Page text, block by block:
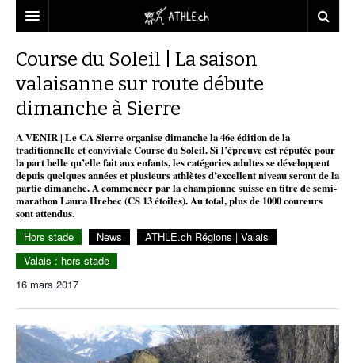
DOSSIERS
CHRONIQUES
TOUT
MICHEL HERREN
REPORTAGES
DOPAGE
GALERIES
STATISTIQUES
STATISTIQUES
MINIMA
PARTENAIRES
CNP
PARTENAIRES
CLUBS PARTENAIRES
TOUS SUPPORTERS D’ATHLE.CH !
PUBLICITÉ
VIDEOS
CLUB D’ATHLÉTISME
CHARTE ÉDITORIALE
NOUS CONTACTER
ATHLE.CH RÉGIONS
ATHLE.CH RÉGIONS | GENÈVE
ATHLE.CH RÉGIONS | JURA
TIMELINE
BIOGRAPHIES
Course du Soleil | La saison
valaisanne sur route débute
dimanche à Sierre
A VENIR | Le CA Sierre organise dimanche la 46e édition de la
traditionnelle et conviviale Course du Soleil. Si l’épreuve est réputée pour
la part belle qu’elle fait aux enfants, les catégories adultes se développent
depuis quelques années et plusieurs athlètes d’excellent niveau seront de la
partie dimanche. A commencer par la championne suisse en titre de semi-
marathon Laura Hrebec (CS 13 étoiles). Au total, plus de 1000 coureurs
sont attendus.
Hors stade News
ATHLE.ch Régions | Valais
Valais : hors stade
16 mars 2017